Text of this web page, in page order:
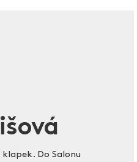
Do Salonu